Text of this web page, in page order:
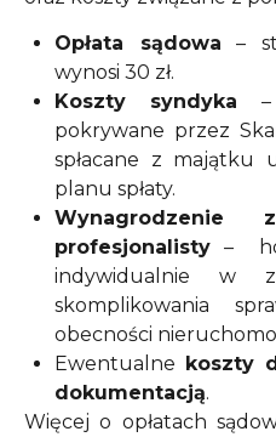
Opłata sądowa –
wynosi 30 zł.
Koszty syndyka –
pokrywane przez
spłacane z majątku
planu spłaty.
Wynagrodzenie
profesjonalisty –
indywidualnie w
skomplikowania
obecności
Ewentualne koszty
dokumentacją.
Więcej o opłatach